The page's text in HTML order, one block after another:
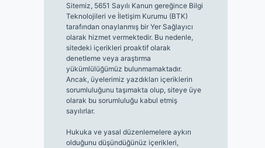
Sitemiz, 5651 Sayılı Kanun gereğince Bilgi
Teknolojileri ve İletişim Kurumu (BTK)
tarafından onaylanmış bir Yer Sağlayıcı
olarak hizmet vermektedir. Bu nedenle,
sitedeki içerikleri proaktif olarak
denetleme veya araştırma
yükümlülüğümüz bulunmamaktadır.
Ancak, üyelerimiz yazdıkları içeriklerin
sorumluluğunu taşımakta olup, siteye üye
olarak bu sorumluluğu kabul etmiş
sayılırlar.
Hukuka ve yasal düzenlemelere aykırı
olduğunu düşündüğünüz içerikleri,